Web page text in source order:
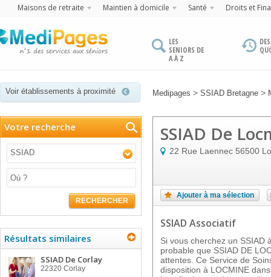
Maisons de retraite Maintien à domicile Santé Droits et
LES
SENIORS DE
A À Z
Voir établissements à proximité Medipages > SSIAD Bretagne >
Votre recherche
SSIAD
RECHERCHER
Résultats similaires
SSIAD De Corlay
22320 Corlay
SSIAD De
22 Rue Laennec 56500
Ajouter à ma sélection
SSIAD Associatif
Si vous cherchez un SSIAD
probable que SSIAD DE
attentes. Ce Service de
disposition à LOCMINE